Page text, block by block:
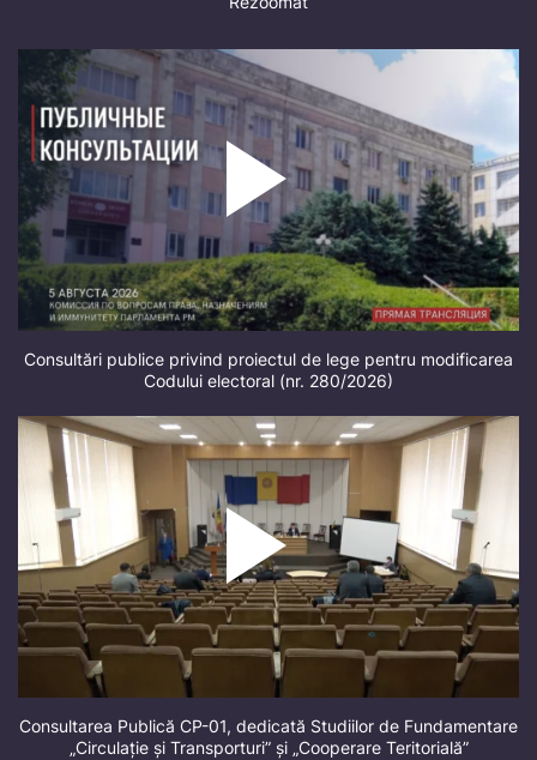
Consultări publice privind proiectul de lege pentru modificarea
Codului electoral (nr. 280/2026)
Consultarea Publică CP-01, dedicată Studiilor de Fundamentare
„Circulație și Transporturi” și „Cooperare Teritorială”